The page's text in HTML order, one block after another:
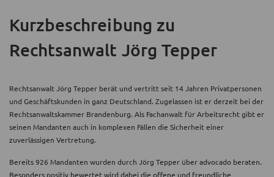
Kurzbeschreibung zu
Rechtsanwalt Jörg Tepper
Rechtsanwalt Jörg Tepper berät und vertritt seit 14 Jahren Privatpersonen
und Geschäftskunden in ganz Deutschland. Zugelassen ist er derzeit bei der
Rechtsanwaltskammer Brandenburg. Als Fachanwalt für Arbeitsrecht gibt er
seinen Mandanten auch in komplexen Fällen die Sicherheit einer
zuverlässigen Vertretung.
Bereits 926 Mandanten wurden durch Jörg Tepper über advocado beraten.
Besonders positiv bewertet wird dabei die offene und freundliche